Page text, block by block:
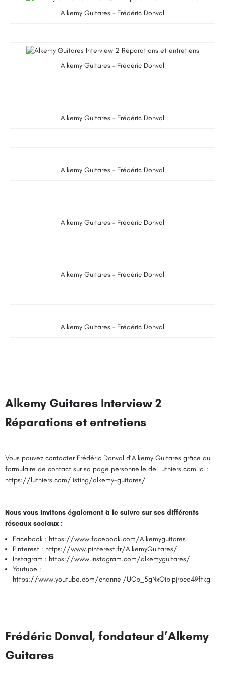
Alkemy Guitares – Frédéric Donval
Alkemy Guitares – Frédéric Donval
Alkemy Guitares – Frédéric Donval
Alkemy Guitares – Frédéric Donval
Alkemy Guitares – Frédéric Donval
Alkemy Guitares – Frédéric Donval
Alkemy Guitares – Frédéric Donval
Alkemy Guitares Interview 2
Réparations et entretiens
Vous pouvez contacter Frédéric Donval d’Alkemy Guitares grâce au
formulaire de contact sur sa page personnelle de Luthiers.com ici :
https://luthiers.com/listing/alkemy-guitares/
Nous vous invitons également à le suivre sur ses différents
réseaux sociaux :
Facebook : https://www.facebook.com/Alkemyguitares
Pinterest : https://www.pinterest.fr/AlkemyGuitares/
Instagram : https://www.instagram.com/alkemyguitares/
Youtube :
https://www.youtube.com/channel/UCp_5gNxOiblpjrbco49ftkg
Frédéric Donval, fondateur d’Alkemy
Guitares